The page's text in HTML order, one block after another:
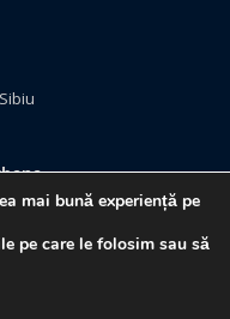
mai bună experiență pe
pe care le folosim sau să